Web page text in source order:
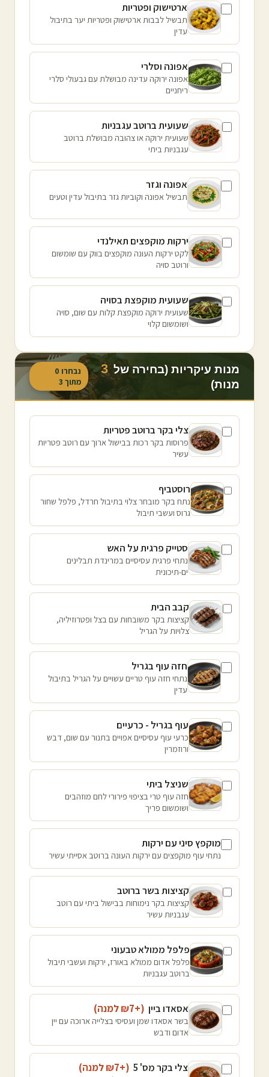
ארטישוק ופטריות
תבשיל לבבות ארטישוק ופטריות יער בתיבול
עדין
אפונה וסלרי
אפונה ירוקה עדינה מבושלת עם גבעולי סלרי
ריחניים
שעועית ברוטב עגבניות
שעועית ירוקה או צהובה מבושלת ברוטב
עגבניות ביתי
אפונה וגזר
תבשיל אפונה וקוביות גזר בתיבול עדין וטעים
ירקות מוקפצים תאילנדי
לקט ירקות העונה מוקפצים בווק עם שומשום
ורוטב סויה
שעועית מוקפצת בסויה
שעועית ירוקה מוקפצת קלות עם שום, סויה
ושומשום קלוי
מנות עיקריות (בחירה של 3
מנות)
נבחרו 0
מתוך 3
צלי בקר ברוטב פטריות
פרוסות בקר רכות בבישול ארוך עם רוטב פטריות
עשיר
רוסטביף
נתח בקר מובחר צלוי בתיבול חרדל, פלפל שחור
גרוס ועשבי תיבול
סטייק פרגית על האש
נתחי פרגית עסיסיים במרינדת תבלינים
ים-תיכונית
קבב הבית
קציצות בקר משובחות עם בצל ופטרוזיליה,
צלויות על הגריל
חזה עוף בגריל
נתחי חזה עוף טריים עשויים על הגריל בתיבול
עדין
עוף בגריל - כרעיים
כרעי עוף עסיסיים אפויים בתנור עם שום, דבש
ורוזמרין
שניצל ביתי
חזה עוף טרי בציפוי פירורי לחם מוזהבים
ושומשום פריך
מוקפץ סיני עם ירקות
נתחי עוף מוקפצים עם ירקות העונה ברוטב אסייתי עשיר
קציצות בשר ברוטב
קציצות בקר נימוחות בבישול ביתי עם רוטב
עגבניות עשיר
פלפל ממולא טבעוני
פלפל אדום ממולא באורז, ירקות ועשבי תיבול
ברוטב עגבניות
אסאדו ביין (+₪
7 למנה)
בשר אסאדו שמן ועסיסי בצלייה ארוכה עם יין
אדום ודבש
צלי בקר מס' 5 (+₪
7 למנה)